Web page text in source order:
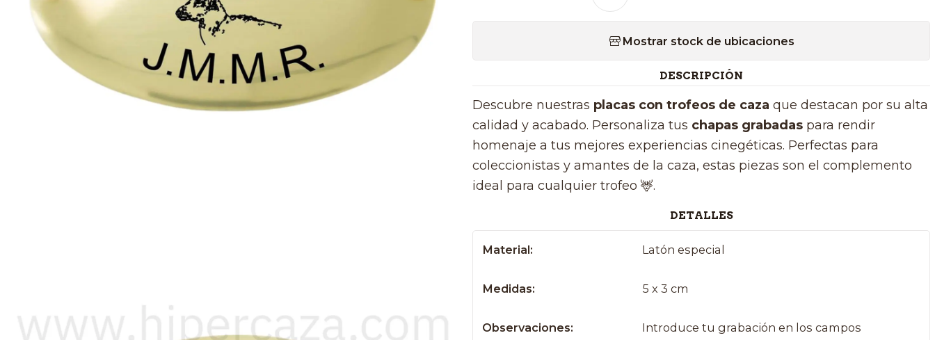
Mostrar stock de ubicaciones
DESCRIPCIÓN
Descubre nuestras placas con trofeos de caza que destacan por su alta
calidad y acabado. Personaliza tus chapas grabadaspara rendir
homenaje a tus mejores experiencias cinegéticas. Perfectas para
coleccionistas y amantes de la caza, estas piezas son el complemento
ideal para cualquier trofeo 🦌.
DETALLES
Material: Latón especial
Medidas: 5 x 3 cm
Observaciones:
Introduce tu grabación en los campos